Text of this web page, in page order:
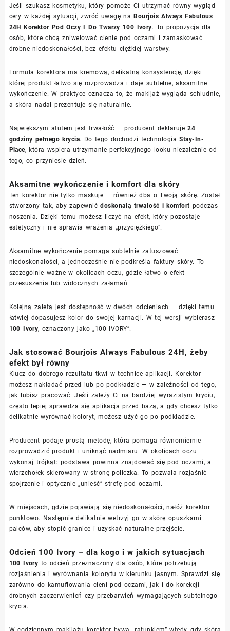
Jeśli szukasz kosmetyku, który pomoże Ci utrzymać równy wygląd
cery w każdej sytuacji, zwróć uwagę naBourjois Always Fabulous
24H Korektor Pod Oczy I Do Twarzy 100 Ivory. To propozycja dla
osób, które chcą zniwelować cienie pod oczami i zamaskować
drobne niedoskonałości, bez efektu ciężkiej warstwy.
Formuła korektora ma kremową, delikatną konsystencję, dzięki
której produkt łatwo się rozprowadza i daje subtelne, aksamitne
wykończenie. W praktyce oznacza to, że makijaż wygląda schludnie,
a skóra nadal prezentuje się naturalnie.
Największym atutem jest trwałość — producent deklaruje24
godziny pełnego krycia. Do tego dochodzi technologiaStay-In-
Place, która wspiera utrzymanie perfekcyjnego looku niezależnie od
tego, co przyniesie dzień.
Aksamitne wykończenie i komfort dla skóry
Ten korektor nie tylko maskuje — również dba o Twoją skórę. Został
stworzony tak, aby zapewnićdoskonałą trwałość i komfort podczas
noszenia. Dzięki temu możesz liczyć na efekt, który pozostaje
estetyczny i nie sprawia wrażenia „przyciężkiego”.
Aksamitne wykończenie pomaga subtelnie zatuszować
niedoskonałości, a jednocześnie nie podkreśla faktury skóry. To
szczególnie ważne w okolicach oczu, gdzie łatwo o efekt
przesuszenia lub widocznych załamań.
Kolejną zaletą jest dostępność w dwóch odcieniach — dzięki temu
łatwiej dopasujesz kolor do swojej karnacji. W tej wersji wybierasz
100 Ivory, oznaczony jako „100 IVORY”.
Jak stosować Bourjois Always Fabulous 24H, żeby
efekt był równy
Klucz do dobrego rezultatu tkwi w technice aplikacji. Korektor
możesz nakładać przed lub po podkładzie — w zależności od tego,
jak lubisz pracować. Jeśli zależy Ci na bardziej wyrazistym kryciu,
często lepiej sprawdza się aplikacja przed bazą, a gdy chcesz tylko
delikatnie wyrównać koloryt, możesz użyć go po podkładzie.
Producent podaje prostą metodę, która pomaga równomiernie
rozprowadzić produkt i uniknąć nadmiaru. W okolicach oczu
wykonaj trójkąt: podstawa powinna znajdować się pod oczami, a
wierzchołek skierowany w stronę policzka. To pozwala rozjaśnić
spojrzenie i optycznie „unieść” strefę pod oczami.
W miejscach, gdzie pojawiają się niedoskonałości, nałóż korektor
punktowo. Następnie delikatnie wetrzyj go w skórę opuszkami
palców, aby stopić granice i uzyskać naturalne przejście.
Odcień 100 Ivory – dla kogo i w jakich sytuacjach
100 Ivory to odcień przeznaczony dla osób, które potrzebują
rozjaśnienia i wyrównania kolorytu w kierunku jasnym. Sprawdzi się
zarówno do kamuflowania cieni pod oczami, jak i do korekcji
drobnych zaczerwienień czy przebarwień wymagających subtelnego
krycia.